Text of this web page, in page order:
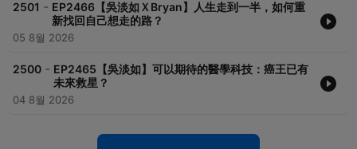
2501 - EP2466【吳淡如ＸBryan】人生走到一半，如何重
新找回自己想走的路？
05 8월 2026
2500 - EP2465【吳淡如】可以期待的醫學科技：癌王已有
未來救星？
04 8월 2026